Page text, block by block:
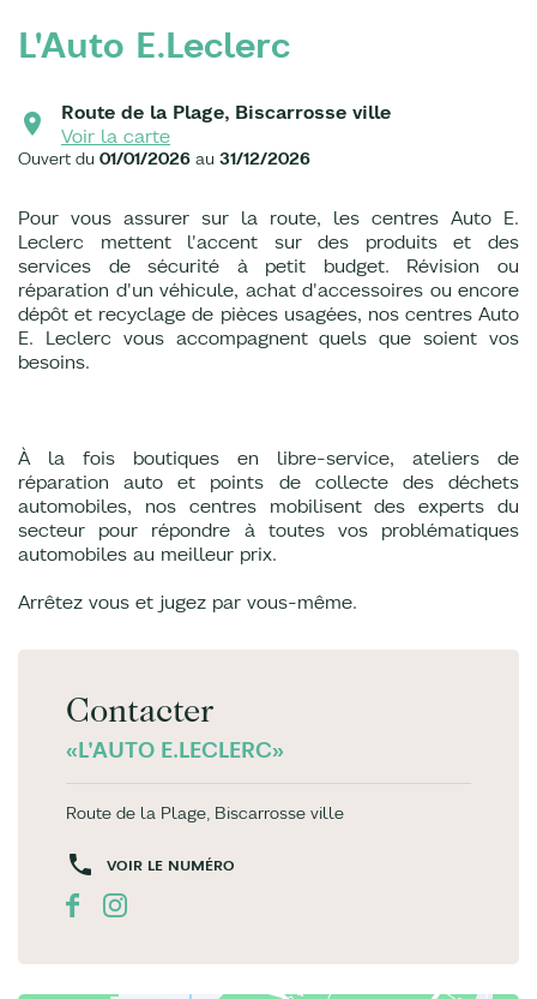
L'Auto E.Leclerc
Route de la Plage, Biscarrosse ville
Voir la carte
Ouvert du 01/01/2026 au 31/12/2026
Pour vous assurer sur la route, les centres Auto E.
Leclerc mettent l'accent sur des produits et des
services de sécurité à petit budget. Révision ou
réparation d'un véhicule, achat d'accessoires ou encore
dépôt et recyclage de pièces usagées, nos centres Auto
E. Leclerc vous accompagnent quels que soient vos
besoins.
À la fois boutiques en libre-service, ateliers de
réparation auto et points de collecte des déchets
automobiles, nos centres mobilisent des experts du
secteur pour répondre à toutes vos problématiques
automobiles au meilleur prix.
Arrêtez vous et jugez par vous-même.
Contacter
«L'AUTO E.LECLERC»
Route de la Plage, Biscarrosse ville
VOIR LE NUMÉRO